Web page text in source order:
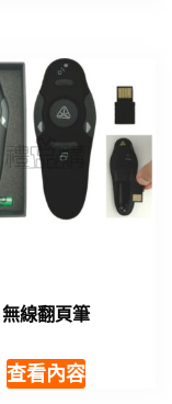
無線翻頁筆
查看內容